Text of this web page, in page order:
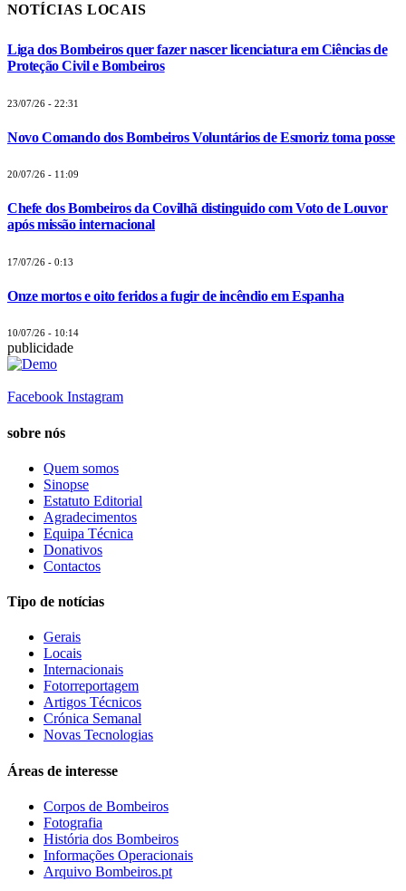
NOTÍCIAS LOCAIS
Liga dos Bombeiros quer fazer nascer licenciatura em Ciências de
Proteção Civil e Bombeiros
23/07/26 - 22:31
Novo Comando dos Bombeiros Voluntários de Esmoriz toma posse
20/07/26 - 11:09
Chefe dos Bombeiros da Covilhã distinguido com Voto de Louvor
após missão internacional
17/07/26 - 0:13
Onze mortos e oito feridos a fugir de incêndio em Espanha
10/07/26 - 10:14
publicidade
Facebook Instagram
sobre nós
Quem somos
Sinopse
Estatuto Editorial
Agradecimentos
Equipa Técnica
Donativos
Contactos
Tipo de notícias
Gerais
Locais
Internacionais
Fotorreportagem
Artigos Técnicos
Crónica Semanal
Novas Tecnologias
Áreas de interesse
Corpos de Bombeiros
Fotografia
História dos Bombeiros
Informações Operacionais
Arquivo Bombeiros.pt